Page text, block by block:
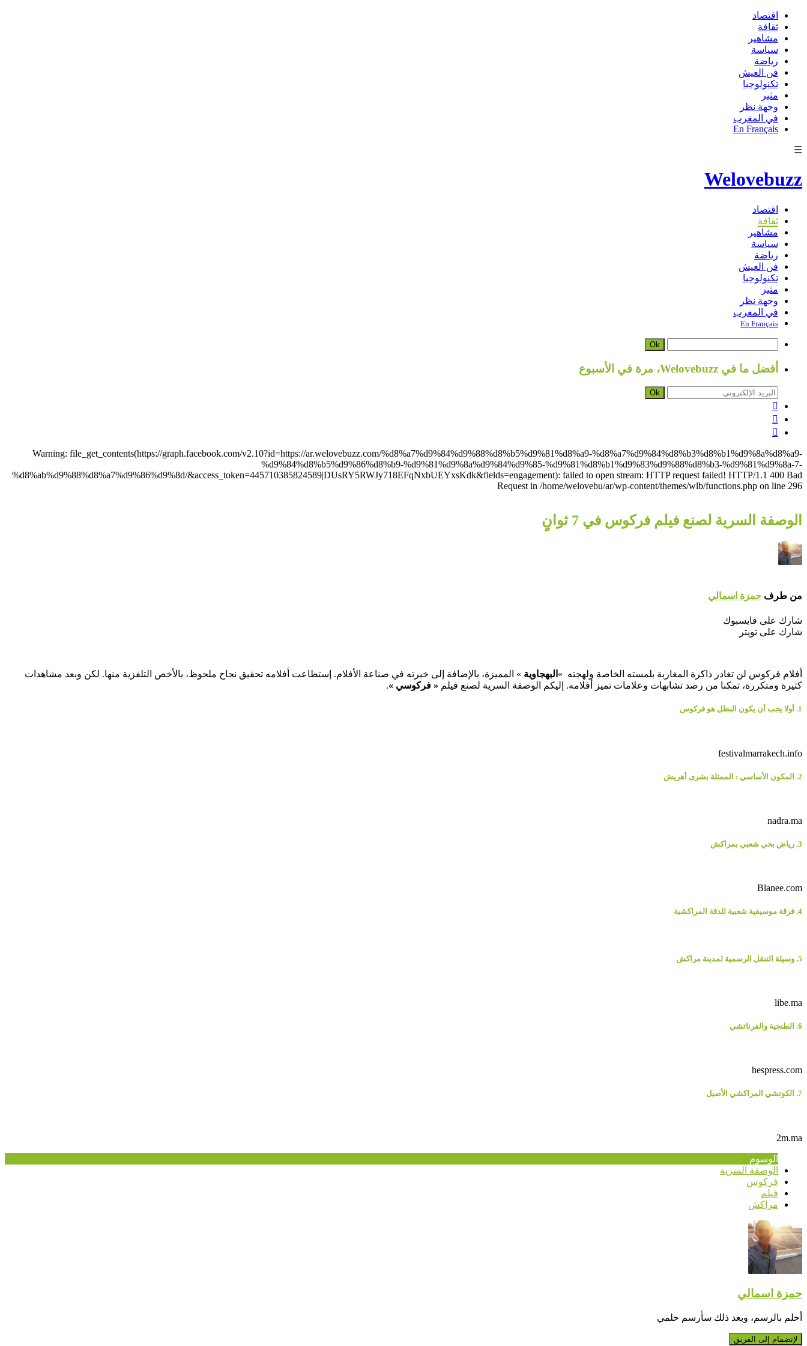
اقتصاد
ثقافة
مشاهير
سياسة
رياضة
فن العيش
تكنولوجيا
مثير
وجهة نظر
في المغرب
En Français
☰
Welovebuzz
اقتصاد
ثقافة
مشاهير
سياسة
رياضة
فن العيش
تكنولوجيا
مثير
وجهة نظر
في المغرب
En Français
Ok
أفضل ما في Welovebuzz، مرة في الأسبوع
Ok



Warning: file_get_contents(https://graph.facebook.com/v2.10?id=https://ar.welovebuzz.com/%d8%a7%d9%84%d9%88%d8%b5%d9%81%d8%a9-%d8%a7%d9%84%d8%b3%d8%b1%d9%8a%d8%a9-
%d9%84%d8%b5%d9%86%d8%b9-%d9%81%d9%8a%d9%84%d9%85-%d9%81%d8%b1%d9%83%d9%88%d8%b3-%d9%81%d9%8a-7-
%d8%ab%d9%88%d8%a7%d9%86%d9%8d/&access_token=445710385824589|DUsRY5RWJy718EFqNxbUEYxsKdk&fields=engagement): failed to open stream: HTTP request failed! HTTP/1.1 400 Bad
Request in /home/welovebu/ar/wp-content/themes/wlb/functions.php on line 296
الوصفة السرية لصنع فيلم فركوس في 7 ثوانٍ
من طرف حمزة اسمالي
شارك على فايسبوك
شارك على تويتر
أفلام فركوس لن تغادر ذاكرة المغاربة بلمسته الخاصة ولهجته » البهجاوية » المميزة، بالإضافة إلى خبرته في صناعة الأفلام. إستطاعت أفلامه تحقيق نجاح ملحوظ، بالأخص التلفزية منها. لكن وبعد مشاهدات
كثيرة ومتكررة، تمكنا من رصد تشابهات وعلامات تميز أفلامه. إليكم الوصفة السرية لصنع فيلم « فركوسي ».
1. أولا يجب أن يكون البطل هو فركوس
festivalmarrakech.info
2. المكون الأساسي : الممثلة بشرى أهريش
nadra.ma
3. رياض بحي شعبي بمراكش
Blanee.com
4. فرقة موسيقية شعبية للدقة المراكشية
5. وسيلة التنقل الرسمية لمدينة مراكش
libe.ma
6. الطنجية والفرناتشي
hespress.com
7. الكوتشي المراكشي الأصيل
2m.ma
الوسوم
الوصفة السرية
فركوس
فيلم
مراكش
حمزة اسمالي
أحلم بالرسم، وبعد ذلك سأرسم حلمي
لإنضمام إلى الفريق